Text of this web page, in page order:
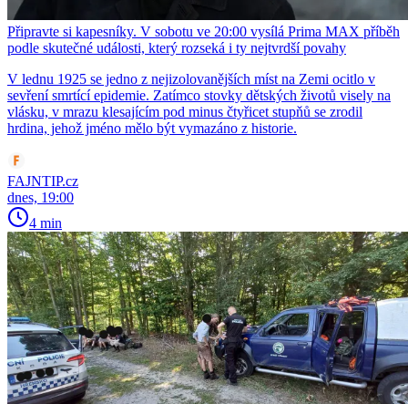
Připravte si kapesníky. V sobotu ve 20:00 vysílá Prima MAX příběh
podle skutečné události, který rozseká i ty nejtvrdší povahy
V lednu 1925 se jedno z nejizolovanějších míst na Zemi ocitlo v
sevření smrtící epidemie. Zatímco stovky dětských životů visely na
vlásku, v mrazu klesajícím pod minus čtyřicet stupňů se zrodil
hrdina, jehož jméno mělo být vymazáno z historie.
FAJNTIP.cz
dnes, 19:00
4 min